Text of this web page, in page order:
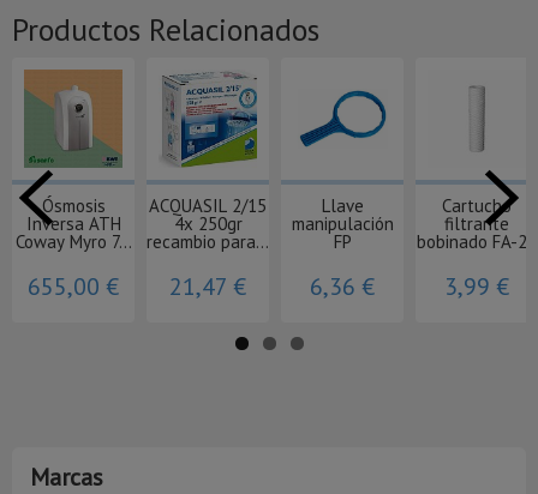
Marcas
Productos Relacionados
Ósmosis
Inversa ATH
Coway Myro 7...
655,00 €
ACQUASIL 2/15
4x 250gr
recambio para...
21,47 €
Llave
manipulación
FP
6,36 €
Cartucho
filtrante
bobinado FA-20
3,99 €